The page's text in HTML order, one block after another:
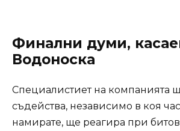
Финални думи,
Водоноска
Специалистиет на компанията
съдейства, независимо в коя
намирате, ще реагира при